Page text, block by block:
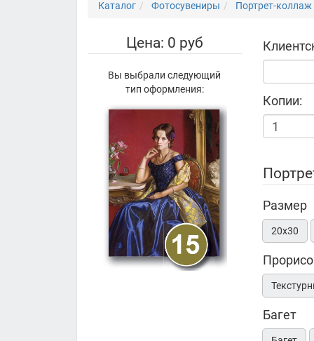
Каталог Фотосувениры Портрет-коллаж
Цена: 0 руб
Вы выбрали следующий
тип оформления:
Копии:
Размер
20х30
Багет